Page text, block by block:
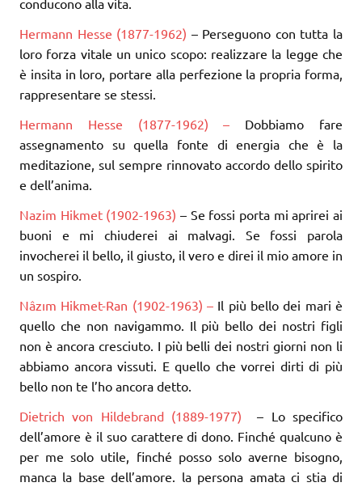
Hermann Hesse (1877-1962) – Perseguono con tutta la
loro forza vitale un unico scopo: realizzare la legge che
è insita in loro, portare alla perfezione la propria forma,
rappresentare se stessi.
Hermann Hesse (1877-1962) – Dobbiamo fare
assegnamento su quella fonte di energia che è la
meditazione, sul sempre rinnovato accordo dello spirito
e dell’anima.
Nazim Hikmet (1902-1963) – Se fossi porta mi aprirei ai
buoni e mi chiuderei ai malvagi. Se fossi parola
invocherei il bello, il giusto, il vero e direi il mio amore in
un sospiro.
Nâzım Hikmet-Ran (1902-1963) – Il più bello dei mari è
quello che non navigammo. Il più bello dei nostri figli
non è ancora cresciuto. I più belli dei nostri giorni non li
abbiamo ancora vissuti. E quello che vorrei dirti di più
bello non te l’ho ancora detto.
Dietrich von Hildebrand (1889-1977)
– Lo specifico
dell’amore è il suo carattere di dono. Finché qualcuno è
per me solo utile, finché posso solo averne bisogno,
manca la base dell’amore. la persona amata ci stia di